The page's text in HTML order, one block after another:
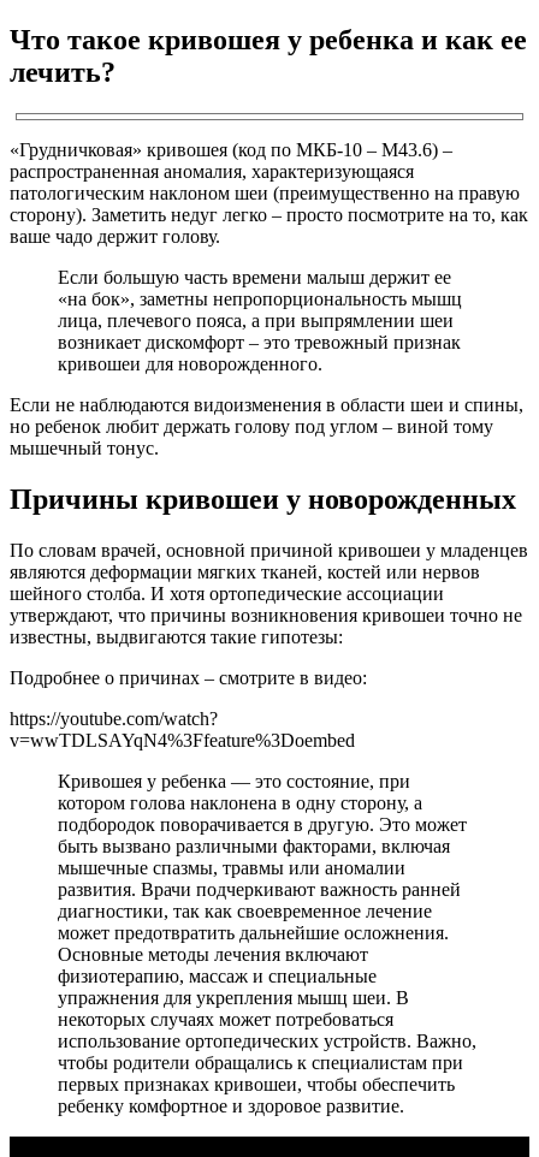
Что такое кривошея у ребенка и как ее
лечить?
«Грудничковая» кривошея (код по МКБ-10 – М43.6) –
распространенная аномалия, характеризующаяся
патологическим наклоном шеи (преимущественно на правую
сторону). Заметить недуг легко – просто посмотрите на то, как
ваше чадо держит голову.
Если большую часть времени малыш держит ее
«на бок», заметны непропорциональность мышц
лица, плечевого пояса, а при выпрямлении шеи
возникает дискомфорт – это тревожный признак
кривошеи для новорожденного.
Если не наблюдаются видоизменения в области шеи и спины,
но ребенок любит держать голову под углом – виной тому
мышечный тонус.
Причины кривошеи у новорожденных
По словам врачей, основной причиной кривошеи у младенцев
являются деформации мягких тканей, костей или нервов
шейного столба. И хотя ортопедические ассоциации
утверждают, что причины возникновения кривошеи точно не
известны, выдвигаются такие гипотезы:
Подробнее о причинах – смотрите в видео:
https://youtube.com/watch?
v=wwTDLSAYqN4%3Ffeature%3Doembed
Кривошея у ребенка — это состояние, при
котором голова наклонена в одну сторону, а
подбородок поворачивается в другую. Это может
быть вызвано различными факторами, включая
мышечные спазмы, травмы или аномалии
развития. Врачи подчеркивают важность ранней
диагностики, так как своевременное лечение
может предотвратить дальнейшие осложнения.
Основные методы лечения включают
физиотерапию, массаж и специальные
упражнения для укрепления мышц шеи. В
некоторых случаях может потребоваться
использование ортопедических устройств. Важно,
чтобы родители обращались к специалистам при
первых признаках кривошеи, чтобы обеспечить
ребенку комфортное и здоровое развитие.